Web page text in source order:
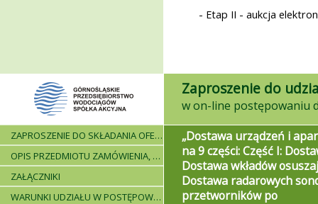
- Etap II - aukcja
Zaproszenie do
ZAPROSZENIE DO SKŁADANIA OFERT - INFORMACJE OGÓLNE
OPIS PRZEDMIOTU ZAMÓWIENIA, WARUNKI DOSTAWY, WARUNKI PŁATNICZE
ZAŁĄCZNIKI
WARUNKI UDZIAŁU W POSTĘPOWANIU I WYKAZ WYMAGANYCH DOKUMENTÓW
„Dostawa urządzeń i
na 9 części: Część I:
Dostawa wkładów
Dostawa radarowych
przetworników po